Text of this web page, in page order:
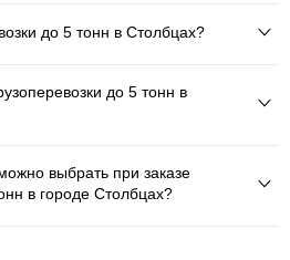
до 5 тонн в Столбцах?
до 5 тонн в
выбрать при заказе
в городе Столбцах?